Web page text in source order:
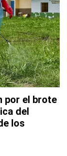
por el brote
del
los